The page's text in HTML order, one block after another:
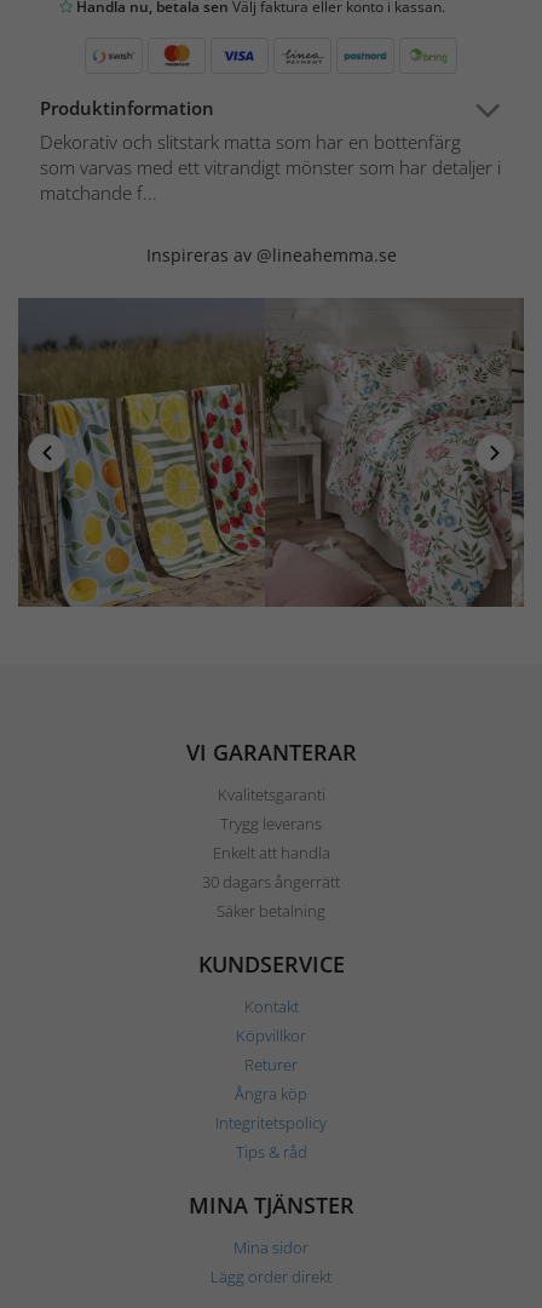
Handla nu, betala sen Välj faktura eller konto i kassan.
Produktinformation
Dekorativ och slitstark matta som har en bottenfärg
som varvas med ett vitrandigt mönster som har detaljer i
matchande f...
Inspireras av @lineahemma.se
VI GARANTERAR
Kvalitetsgaranti
Trygg leverans
Enkelt att handla
30 dagars ångerrätt
Säker betalning
KUNDSERVICE
Kontakt
Köpvillkor
Returer
Ångra köp
Integritetspolicy
Tips & råd
MINA TJÄNSTER
Mina sidor
Lägg order direkt